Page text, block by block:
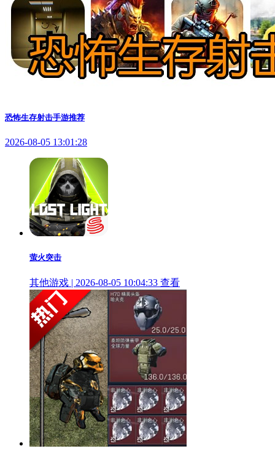
恐怖生存射击手游推荐
2026-08-05 13:01:28
萤火突击
其他游戏 | 2026-08-05 10:04:33 查看